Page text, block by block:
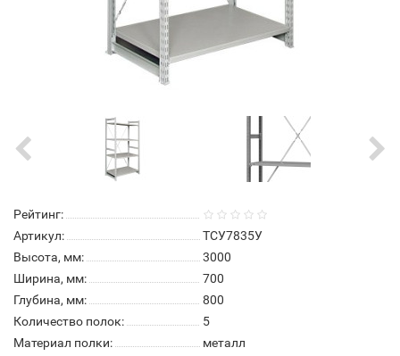
Рейтинг:
Артикул:
ТСУ7835У
Высота, мм:
3000
Ширина, мм:
700
Глубина, мм:
800
Количество полок:
5
Материал полки:
металл